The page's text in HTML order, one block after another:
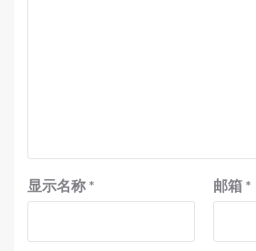
显示名称 * 邮箱 *